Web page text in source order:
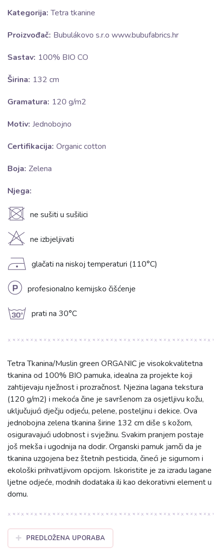
Kategorija: Tetra tkanine
Proizvođač: Bubulákovo s.r.o www.bubufabrics.hr
Sastav: 100% BIO CO
Širina: 132 cm
Gramatura: 120 g/m2
Motiv: Jednobojno
Certifikacija: Organic cotton
Boja: Zelena
Njega:
U ne sušiti u sušilici
H ne izbjeljivati
D glačati na niskoj temperaturi (110°C)
L profesionalno kemijsko čišćenje
g prati na 30°C
Tetra Tkanina/Muslin green ORGANIC je visokokvalitetna
tkanina od 100% BIO pamuka, idealna za projekte koji
zahtijevaju nježnost i prozračnost. Njezina lagana tekstura
(120 g/m2) i mekoća čine je savršenom za osjetljivu kožu,
uključujući dječju odjeću, pelene, posteljinu i dekice. Ova
jednobojna zelena tkanina širine 132 cm diše s kožom,
osiguravajući udobnost i svježinu. Svakim pranjem postaje
još mekša i ugodnija na dodir. Organski pamuk jamči da je
tkanina uzgojena bez štetnih pesticida, čineći je sigurnom i
ekološki prihvatljivom opcijom. Iskoristite je za izradu lagane
ljetne odjeće, modnih dodataka ili kao dekorativni element u
domu.
PREDLOŽENA UPORABA